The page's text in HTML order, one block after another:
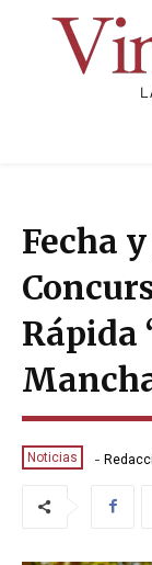
Fecha
Rápida
Noticias -